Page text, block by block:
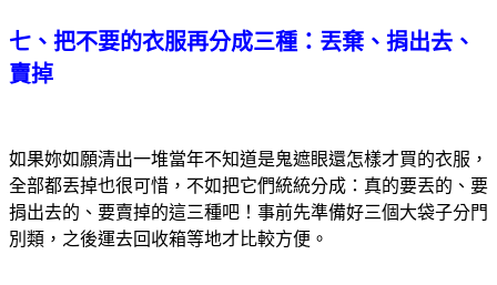
七、把不要的衣服再分成三種：丟棄、捐出去、
賣掉
如果妳如願清出一堆當年不知道是鬼遮眼還怎樣才買的衣服，
全部都丟掉也很可惜，不如把它們統統分成：真的要丟的、要
捐出去的、要賣掉的這三種吧！事前先準備好三個大袋子分門
別類，之後運去回收箱等地才比較方便。